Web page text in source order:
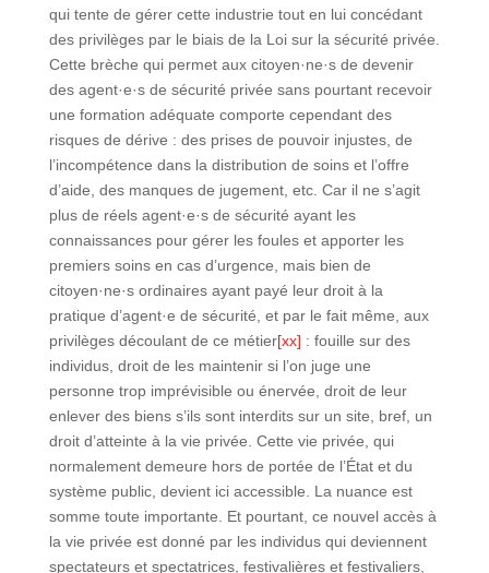
qui tente de gérer cette industrie tout en lui concédant
des privilèges par le biais de la Loi sur la sécurité privée.
Cette brèche qui permet aux citoyen·ne·s de devenir
des agent·e·s de sécurité privée sans pourtant recevoir
une formation adéquate comporte cependant des
risques de dérive : des prises de pouvoir injustes, de
l’incompétence dans la distribution de soins et l’offre
d’aide, des manques de jugement, etc. Car il ne s’agit
plus de réels agent·e·s de sécurité ayant les
connaissances pour gérer les foules et apporter les
premiers soins en cas d’urgence, mais bien de
citoyen·ne·s ordinaires ayant payé leur droit à la
pratique d’agent·e de sécurité, et par le fait même, aux
privilèges découlant de ce métier[xx] : fouille sur des
individus, droit de les maintenir si l’on juge une
personne trop imprévisible ou énervée, droit de leur
enlever des biens s’ils sont interdits sur un site, bref, un
droit d’atteinte à la vie privée. Cette vie privée, qui
normalement demeure hors de portée de l’État et du
système public, devient ici accessible. La nuance est
somme toute importante. Et pourtant, ce nouvel accès à
la vie privée est donné par les individus qui deviennent
spectateurs et spectatrices, festivalières et festivaliers,